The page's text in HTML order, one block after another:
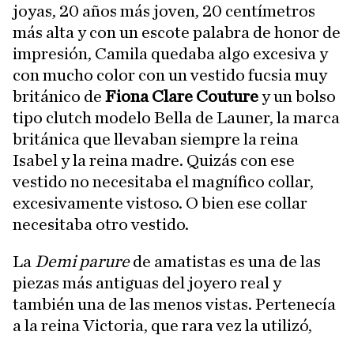
joyas, 20 años más joven, 20 centímetros
más alta y con un escote palabra de honor de
impresión, Camila quedaba algo excesiva y
con mucho color con un vestido fucsia muy
británico de Fiona Clare Couturey un bolso
tipo clutch modelo Bella de Launer, la marca
británica que llevaban siempre la reina
Isabel y la reina madre. Quizás con ese
vestido no necesitaba el magnífico collar,
excesivamente vistoso. O bien ese collar
necesitaba otro vestido.
La Demi parurede amatistas es una de las
piezas más antiguas del joyero real y
también una de las menos vistas. Pertenecía
a la reina Victoria, que rara vez la utilizó,